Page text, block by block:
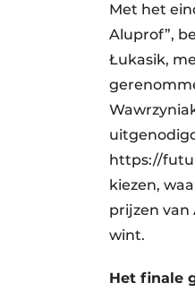
Met het
Aluprof”,
Łukasik,
https://
kiezen,
prijzen van
wint.
Het finale